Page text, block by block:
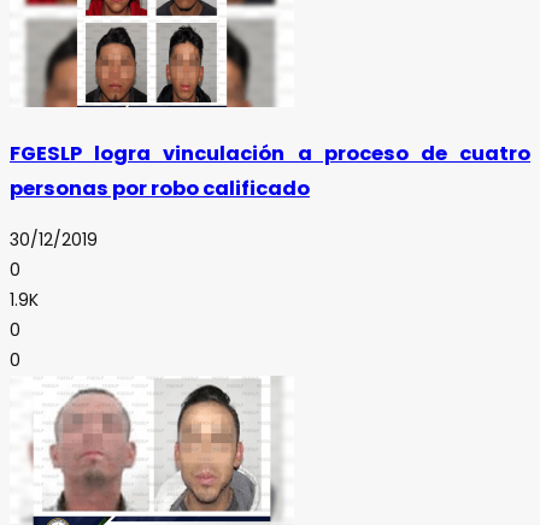
FGESLP logra vinculación a proceso de cuatro
personas por robo calificado
30/12/2019
0
1.9K
0
0